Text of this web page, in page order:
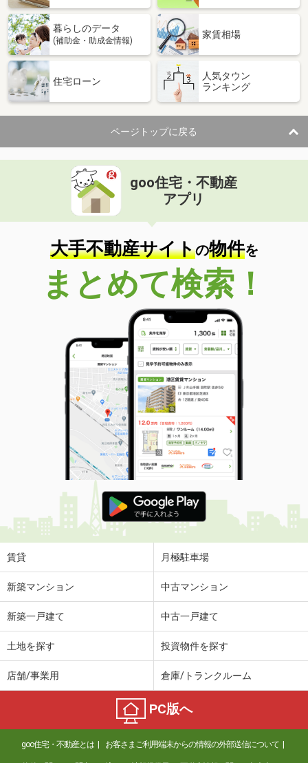
暮らしのデータ
(補助金・助成金情報)
家賃相場
住宅ローン
人気タウン
ランキング
ページトップに戻る
goo住宅・不動産
アプリ
大手不動産サイトの物件を
まとめて検索！
賃貸 月極駐車場
新築マンション 中古マンション
新築一戸建て 中古一戸建て
土地を探す 投資物件を探す
店舗/事業用 倉庫/トランクルーム
PC版へ
goo住宅・不動産とは お客さまご利用端末からの情報の外部送信について